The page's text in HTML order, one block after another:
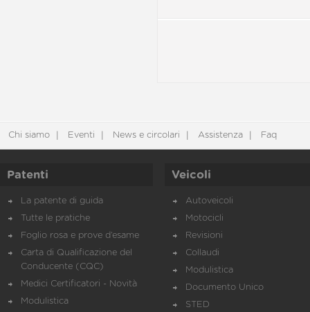
Chi siamo Eventi News e circolari Assistenza Faq
Patenti
La patente di guida
Tutte le pratiche
Foglio rosa e prove d’esame
Carta di Qualificazione del
Conducente (CQC)
Medici Certificatori - Novità
Modulistica
Veicoli
Autoveicoli
Motocicli
Revisioni
Collaudi
Modulistica
Documento Unico
STED